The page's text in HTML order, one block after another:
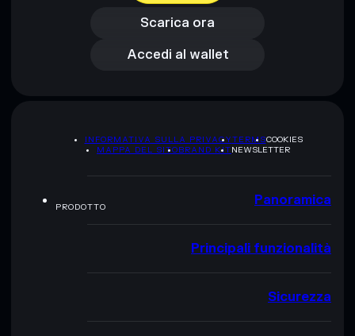
Scarica ora
Accedi al wallet
Accedi al wallet
INFORMATIVA SULLA PRIVACYTERMSCOOKIES
MAPPA DEL SITOBRAND KITNEWSLETTER
PRODOTTO Panoramica
Principali funzionalità
Sicurezza